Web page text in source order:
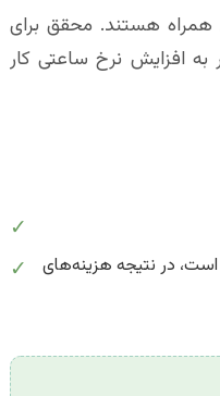
همراه هستند. محقق برای
افزایش نرخ ساعتی کار
✓
✓
است، در نتیجه هزینه‌های